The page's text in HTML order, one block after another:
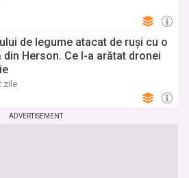
de legume atacat de ruși cu o
Herson. Ce I-a arătat dronei
zile
ADVERTISEMENT